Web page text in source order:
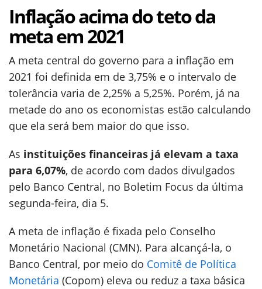
Inflação acima do teto da
meta em 2021
A meta central do governo para a inflação em
2021 foi definida em de 3,75% e o intervalo de
tolerância varia de 2,25% a 5,25%. Porém, já na
metade do ano os economistas estão calculando
que ela será bem maior do que isso.
As instituições financeiras já elevam a taxa
para 6,07%, de acordo com dados divulgados
pelo Banco Central, no Boletim Focus da última
segunda-feira, dia 5.
A meta de inflação é fixada pelo Conselho
Monetário Nacional (CMN). Para alcançá-la, o
Banco Central, por meio do Comitê de Política
Monetária (Copom) eleva ou reduz a taxa básica